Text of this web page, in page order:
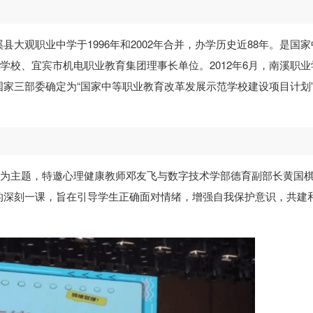
大观职业中学于1996年和2002年合并，办学历史近88年。是国
校、宜宾市机电职业教育集团理事长单位。2012年6月，南溪职
三部委确定为“国家中等职业教育改革发展示范学校建设项目计划
主题，特邀心理健康教师邓友飞与数字技术学部德育副部长黄国
刻一课，旨在引导学生正确面对情绪，增强自我保护意识，共建